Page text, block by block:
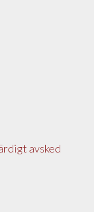
avsked